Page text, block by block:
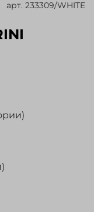
арт. 233309/WHITE